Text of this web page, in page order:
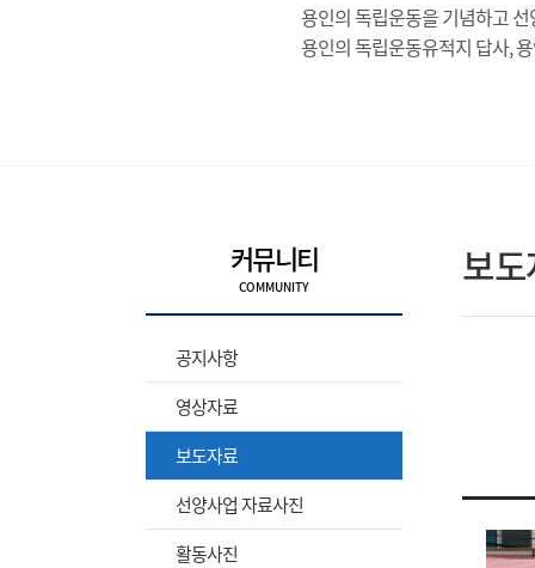
용인의 독립운동을 기념하고
용인의 독립운동유적지 답사,
커뮤니티
공지사항
영상자료
보도자료
선양사업 자료사진
활동사진
보